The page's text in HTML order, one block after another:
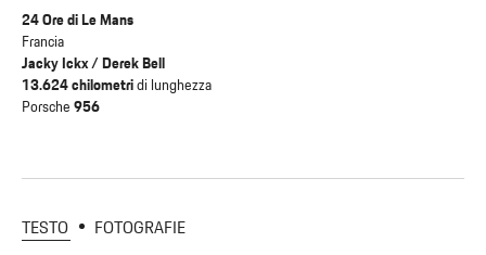
24 Ore di Le Mans
Francia
Jacky Ickx / Derek Bell
13.624 chilometridi lunghezza
Porsche 956
TESTO FOTOGRAFIE